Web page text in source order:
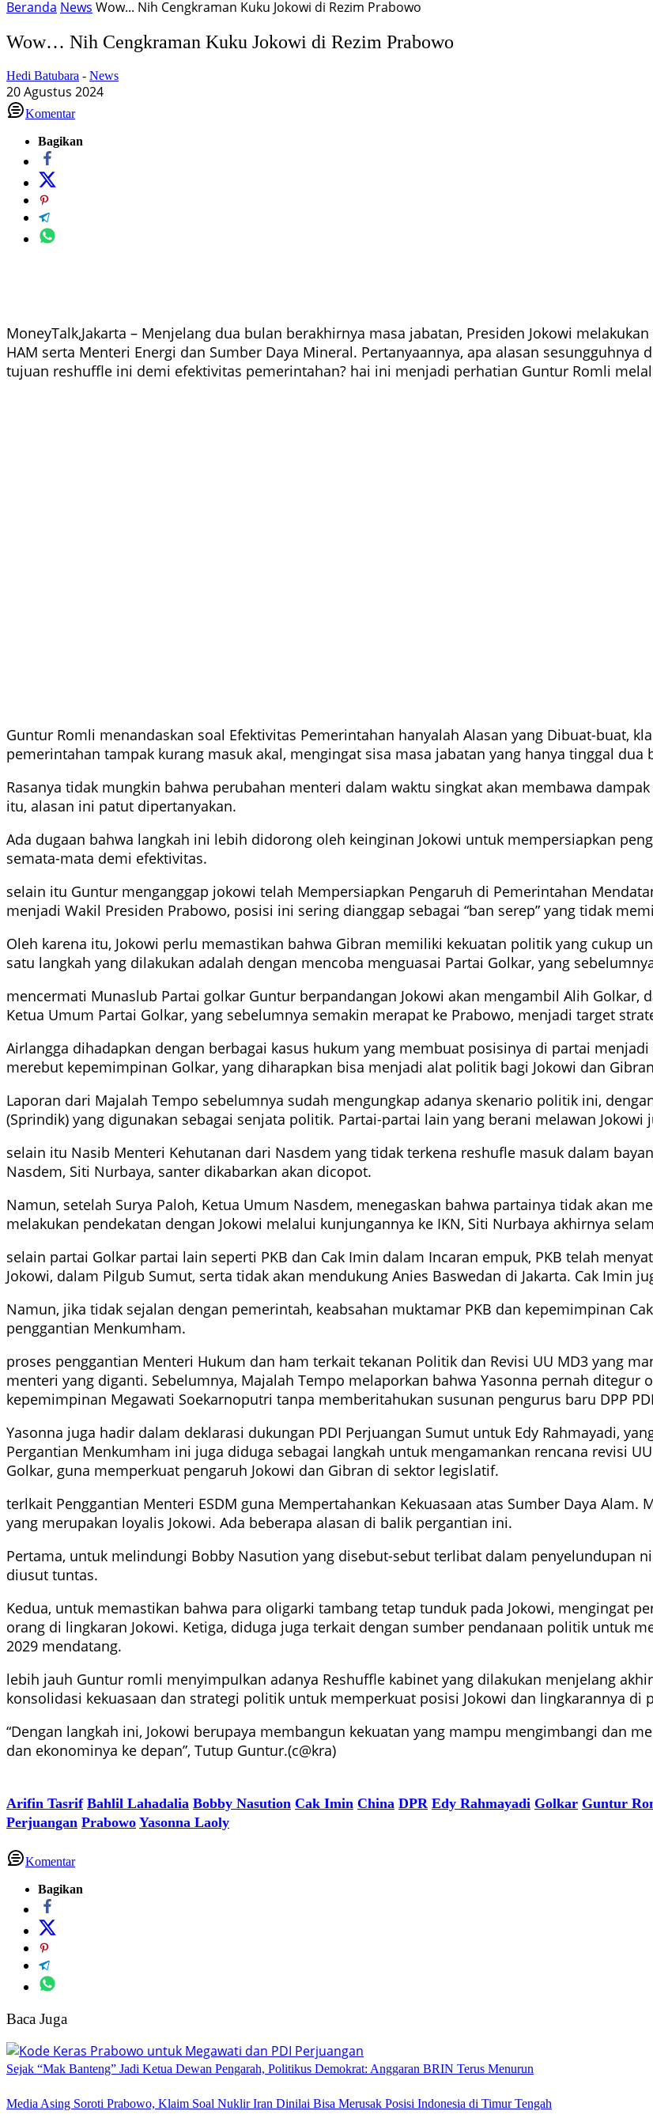
Beranda News Wow... Nih Cengkraman Kuku Jokowi di Rezim Prabowo
Wow… Nih Cengkraman Kuku Jokowi di Rezim Prabowo
Hedi Batubara - News
20 Agustus 2024
Komentar
Bagikan
MoneyTalk,Jakarta – Menjelang dua bulan berakhirnya masa jabatan, Presiden Jokowi
HAM serta Menteri Energi dan Sumber Daya Mineral. Pertanyaannya, apa alasan
tujuan reshuffle ini demi efektivitas pemerintahan? hai ini menjadi perhatian Guntur Romli
Guntur Romli menandaskan soal Efektivitas Pemerintahan hanyalah Alasan yang Dibuat-buat,
pemerintahan tampak kurang masuk akal, mengingat sisa masa jabatan yang hanya tinggal dua
Rasanya tidak mungkin bahwa perubahan menteri dalam waktu singkat akan membawa
itu, alasan ini patut dipertanyakan.
Ada dugaan bahwa langkah ini lebih didorong oleh keinginan Jokowi untuk mempersiapkan
semata-mata demi efektivitas.
selain itu Guntur menganggap jokowi telah Mempersiapkan Pengaruh di Pemerintahan
menjadi Wakil Presiden Prabowo, posisi ini sering dianggap sebagai “ban serep” yang tidak
Oleh karena itu, Jokowi perlu memastikan bahwa Gibran memiliki kekuatan politik yang cukup
satu langkah yang dilakukan adalah dengan mencoba menguasai Partai Golkar, yang
mencermati Munaslub Partai golkar Guntur berpandangan Jokowi akan mengambil Alih Golkar,
Ketua Umum Partai Golkar, yang sebelumnya semakin merapat ke Prabowo, menjadi target
Airlangga dihadapkan dengan berbagai kasus hukum yang membuat posisinya di partai
merebut kepemimpinan Golkar, yang diharapkan bisa menjadi alat politik bagi Jokowi dan
Laporan dari Majalah Tempo sebelumnya sudah mengungkap adanya skenario politik ini,
(Sprindik) yang digunakan sebagai senjata politik. Partai-partai lain yang berani melawan
selain itu Nasib Menteri Kehutanan dari Nasdem yang tidak terkena reshufle masuk dalam
Nasdem, Siti Nurbaya, santer dikabarkan akan dicopot.
Namun, setelah Surya Paloh, Ketua Umum Nasdem, menegaskan bahwa partainya tidak akan
melakukan pendekatan dengan Jokowi melalui kunjungannya ke IKN, Siti Nurbaya akhirnya
selain partai Golkar partai lain seperti PKB dan Cak Imin dalam Incaran empuk, PKB telah
Jokowi, dalam Pilgub Sumut, serta tidak akan mendukung Anies Baswedan di Jakarta. Cak Imin
Namun, jika tidak sejalan dengan pemerintah, keabsahan muktamar PKB dan kepemimpinan
penggantian Menkumham.
proses penggantian Menteri Hukum dan ham terkait tekanan Politik dan Revisi UU MD3 yang
menteri yang diganti. Sebelumnya, Majalah Tempo melaporkan bahwa Yasonna pernah ditegur
kepemimpinan Megawati Soekarnoputri tanpa memberitahukan susunan pengurus baru DPP
Yasonna juga hadir dalam deklarasi dukungan PDI Perjuangan Sumut untuk Edy Rahmayadi,
Pergantian Menkumham ini juga diduga sebagai langkah untuk mengamankan rencana revisi
Golkar, guna memperkuat pengaruh Jokowi dan Gibran di sektor legislatif.
terlkait Penggantian Menteri ESDM guna Mempertahankan Kekuasaan atas Sumber Daya Alam.
yang merupakan loyalis Jokowi. Ada beberapa alasan di balik pergantian ini.
Pertama, untuk melindungi Bobby Nasution yang disebut-sebut terlibat dalam penyelundupan
diusut tuntas.
Kedua, untuk memastikan bahwa para oligarki tambang tetap tunduk pada Jokowi, mengingat
orang di lingkaran Jokowi. Ketiga, diduga juga terkait dengan sumber pendanaan politik untuk
2029 mendatang.
lebih jauh Guntur romli menyimpulkan adanya Reshuffle kabinet yang dilakukan menjelang
konsolidasi kekuasaan dan strategi politik untuk memperkuat posisi Jokowi dan lingkarannya di
“Dengan langkah ini, Jokowi berupaya membangun kekuatan yang mampu mengimbangi dan
dan ekonominya ke depan”, Tutup Guntur.(c@kra)
Arifin Tasrif Bahlil Lahadalia Bobby Nasution Cak Imin China DPR Edy Rahmayadi Golkar Guntur
Perjuangan Prabowo Yasonna Laoly
Komentar
Bagikan
Baca Juga
Sejak “Mak Banteng” Jadi Ketua Dewan Pengarah, Politikus Demokrat: Anggaran BRIN Terus Menurun
Media Asing Soroti Prabowo, Klaim Soal Nuklir Iran Dinilai Bisa Merusak Posisi Indonesia di Timur Tengah